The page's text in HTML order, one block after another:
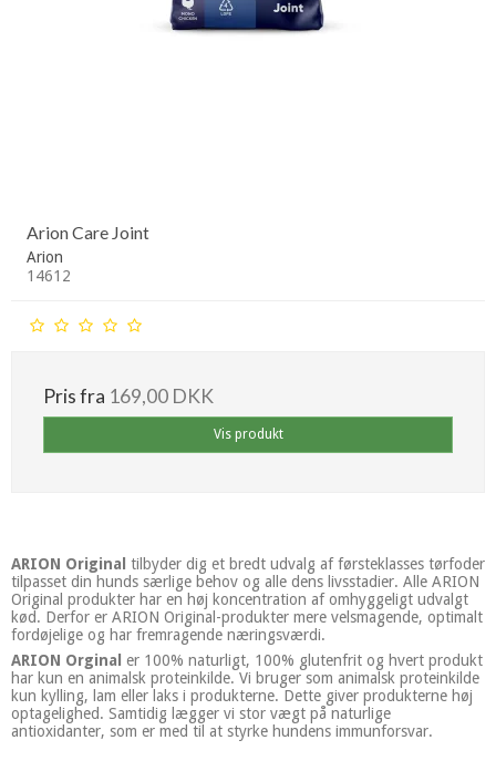
Arion Care Joint
Arion
14612
Pris fra 169,00 DKK
Vis produkt
ARION Original tilbyder dig et bredt udvalg af førsteklasses tørfoder
tilpasset din hunds særlige behov og alle dens livsstadier. Alle ARION
Original produkter har en høj koncentration af omhyggeligt udvalgt
kød. Derfor er ARION Original-produkter mere velsmagende, optimalt
fordøjelige og har fremragende næringsværdi.
ARION Orginal er 100% naturligt, 100% glutenfrit og hvert produkt
har kun en animalsk proteinkilde. Vi bruger som animalsk proteinkilde
kun kylling, lam eller laks i produkterne. Dette giver produkterne høj
optagelighed. Samtidig lægger vi stor vægt på naturlige
antioxidanter, som er med til at styrke hundens immunforsvar.